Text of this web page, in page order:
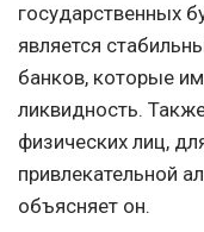
государственных
является
банков, которые
ликвидность.
физических лиц,
привлекательной
объясняет он.